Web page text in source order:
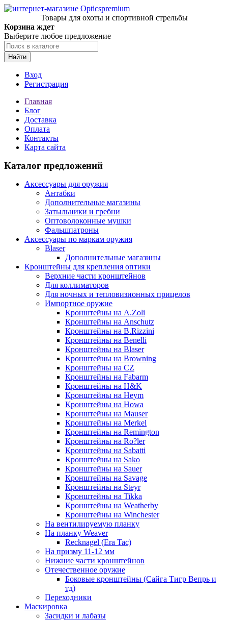
Товары для охоты и спортивной стрельбы
Корзина ждет
Выберите любое предложение
Найти
Вход
Регистрация
Главная
Блог
Доставка
Оплата
Контакты
Карта сайта
Каталог предложений
Аксессуары для оружия
Антабки
Дополнительные магазины
Затыльники и гребни
Оптоволоконные мушки
Фальшпатроны
Аксессуары по маркам оружия
Blaser
Дополнительные магазины
Кронштейны для крепления оптики
Верхние части кронштейнов
Для коллиматоров
Для ночных и тепловизионных прицелов
Импортное оружие
Кронштейны на A.Zoli
Кронштейны на Anschutz
Кронштейны на B.Rizzini
Кронштейны на Benelli
Кронштейны на Blaser
Кронштейны на Browning
Кронштейны на CZ
Кронштейны на Fabarm
Кронштейны на H&K
Кронштейны на Heym
Кронштейны на Howa
Кронштейны на Mauser
Кронштейны на Merkel
Кронштейны на Remington
Кронштейны на Ro?ler
Кронштейны на Sabatti
Кронштейны на Sako
Кронштейны на Sauer
Кронштейны на Savage
Кронштейны на Steyr
Кронштейны на Tikka
Кронштейны на Weatherby
Кронштейны на Winchester
На вентилируемую планку
На планку Weaver
Recknagel (Era Tac)
На призму 11-12 мм
Нижние части кронштейнов
Отечественное оружие
Боковые кронштейны (Сайга Тигр Вепрь и
тд)
Переходники
Маскировка
Засидки и лабазы